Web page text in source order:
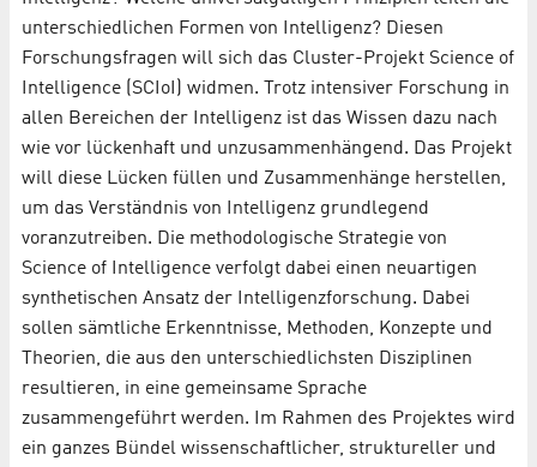
unterschiedlichen Formen von Intelligenz? Diesen
Forschungsfragen will sich das Cluster-Projekt Science of
Intelligence (SCIoI) widmen. Trotz intensiver Forschung in
allen Bereichen der Intelligenz ist das Wissen dazu nach
wie vor lückenhaft und unzusammenhängend. Das Projekt
will diese Lücken füllen und Zusammenhänge herstellen,
um das Verständnis von Intelligenz grundlegend
voranzutreiben. Die methodologische Strategie von
Science of Intelligence verfolgt dabei einen neuartigen
synthetischen Ansatz der Intelligenzforschung. Dabei
sollen sämtliche Erkenntnisse, Methoden, Konzepte und
Theorien, die aus den unterschiedlichsten Disziplinen
resultieren, in eine gemeinsame Sprache
zusammengeführt werden. Im Rahmen des Projektes wird
ein ganzes Bündel wissenschaftlicher, struktureller und